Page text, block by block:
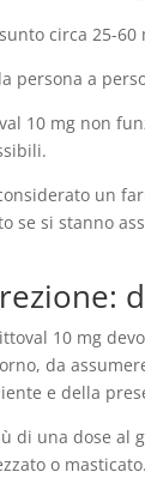
circa 25-
persona a
10 mg non
un
se si stanno
10 mg
da
e della
di una dose al
o masticato.